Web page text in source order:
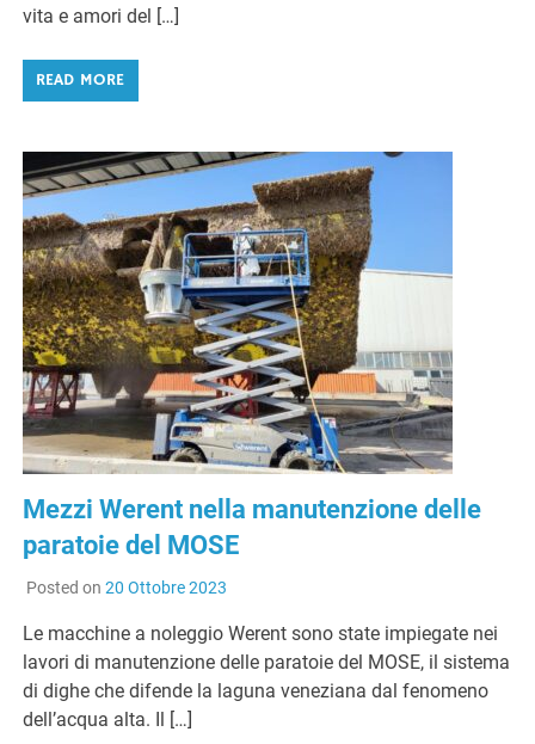
vita e amori del […]
READ MORE
Mezzi Werent nella manutenzione delle
paratoie del MOSE
Posted on 20 Ottobre 2023
Le macchine a noleggio Werent sono state impiegate nei
lavori di manutenzione delle paratoie del MOSE, il sistema
di dighe che difende la laguna veneziana dal fenomeno
dell’acqua alta. Il […]